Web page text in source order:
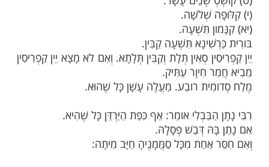
עָלָיו אַהֲרן קְטרֶת סַמִּים. בַּבּקֶר בַּבּקֶר
הַנֵּרת יַקְטִירֶנָּה:
אֶת הַנֵּרת בֵּין הָעַרְבַּיִם יַקְטִירֶנָּה קְטרֶת
ה' לְדרתֵיכֶם:
פִּטּוּם הַקְּטרֶת כֵּיצַד. שְׁלשׁ מֵאות וְשִׁשִּׁים וּשְׁמונָה
בָהּ. שְׁלשׁ מֵאות וְשִׁשִּׁים וַחֲמִשָּׁה כְּמִנְיַן יְמות
בְּכָל יום. מַחֲצִיתו בַּבּקֶר וּמַחֲצִיתו בָּעֶרֶב.
יְתֵרִים שֶׁמֵּהֶם מַכְנִיס כּהֵן גָּדול וְנוטֵל מֵהֶם